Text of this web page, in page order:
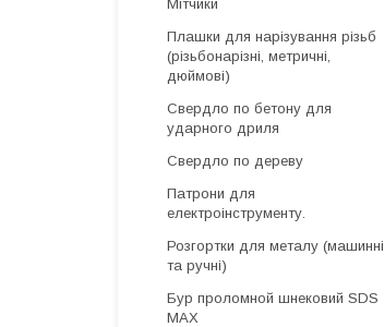
Мітчики
Плашки для нарізування різьб
(різьбонарізні, метричні,
дюймові)
Свердло по бетону для
ударного дриля
Свердло по дереву
Патрони для
електроінструменту.
Розгортки для металу (машинні
та ручні)
Бур проломной шнековий SDS
MAX